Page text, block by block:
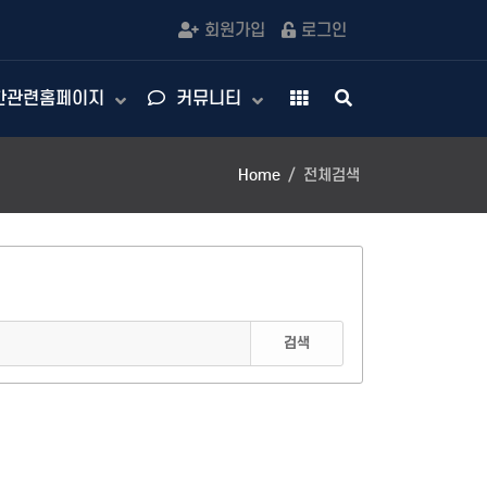
회원가입 로그인
관련홈페이지 커뮤니티
Home 전체검색
검색